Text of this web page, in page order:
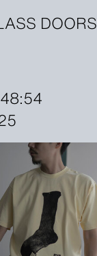
DOORS